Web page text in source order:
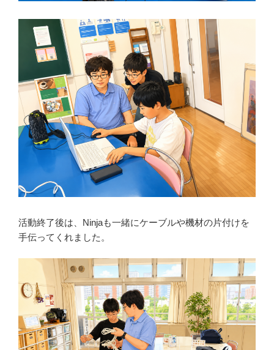
活動終了後は、Ninjaも一緒にケーブルや機材の片付けを
手伝ってくれました。